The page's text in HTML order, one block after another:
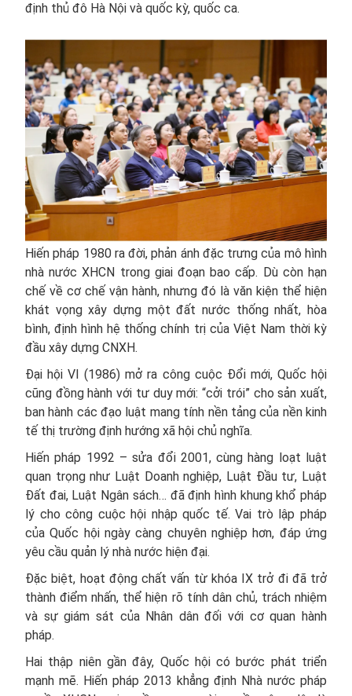
định thủ đô Hà Nội và quốc kỳ, quốc ca.
Hiến pháp 1980 ra đời, phản ánh đặc trưng của mô hình
nhà nước XHCN trong giai đoạn bao cấp. Dù còn hạn
chế về cơ chế vận hành, nhưng đó là văn kiện thể hiện
khát vọng xây dựng một đất nước thống nhất, hòa
bình, định hình hệ thống chính trị của Việt Nam thời kỳ
đầu xây dựng CNXH.
Đại hội VI (1986) mở ra công cuộc Đổi mới, Quốc hội
cũng đồng hành với tư duy mới: “cởi trói” cho sản xuất,
ban hành các đạo luật mang tính nền tảng của nền kinh
tế thị trường định hướng xã hội chủ nghĩa.
Hiến pháp 1992 – sửa đổi 2001, cùng hàng loạt luật
quan trọng như Luật Doanh nghiệp, Luật Đầu tư, Luật
Đất đai, Luật Ngân sách… đã định hình khung khổ pháp
lý cho công cuộc hội nhập quốc tế. Vai trò lập pháp
của Quốc hội ngày càng chuyên nghiệp hơn, đáp ứng
yêu cầu quản lý nhà nước hiện đại.
Đặc biệt, hoạt động chất vấn từ khóa IX trở đi đã trở
thành điểm nhấn, thể hiện rõ tính dân chủ, trách nhiệm
và sự giám sát của Nhân dân đối với cơ quan hành
pháp.
Hai thập niên gần đây, Quốc hội có bước phát triển
mạnh mẽ. Hiến pháp 2013 khẳng định Nhà nước pháp